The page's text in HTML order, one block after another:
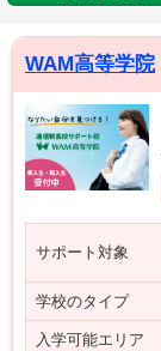
WAM高等学院
サポート対象
学校のタイプ
入学可能エリア